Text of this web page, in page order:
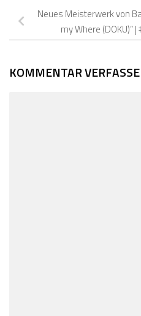
Neues Meisterwerk von
my Where (DOKU)”
KOMMENTAR